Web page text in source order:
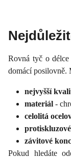
Rovná tyč o
domácí posilovně.
nejvyšší
materiál -
celolitá
závitové
Pokud hledáte